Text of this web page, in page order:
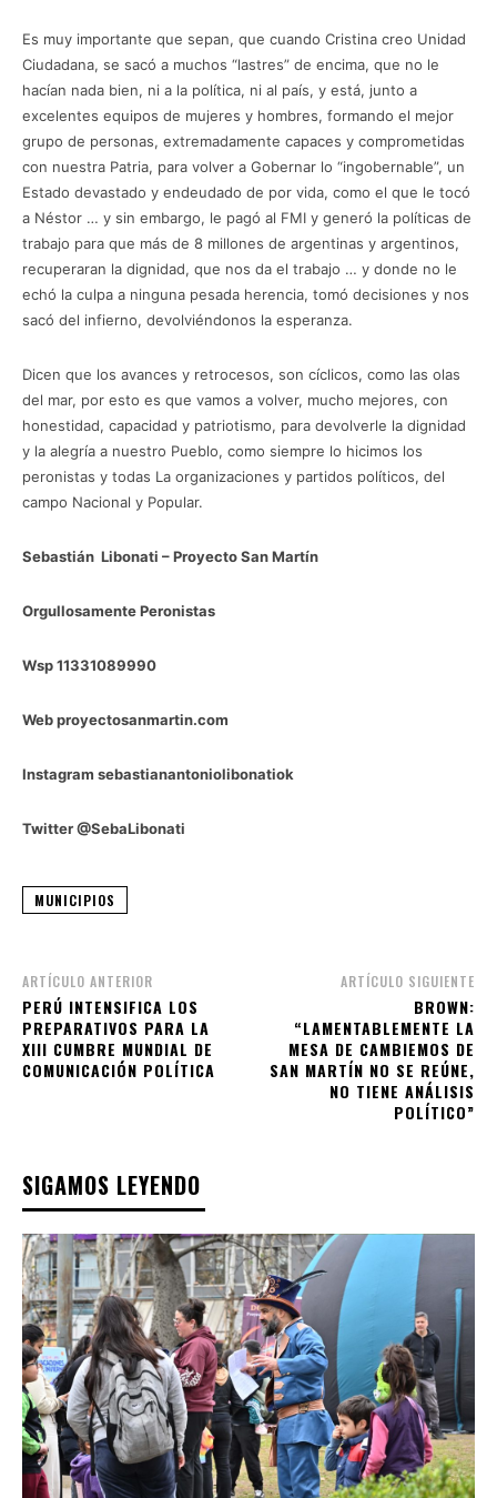
Es muy importante que sepan, que cuando Cristina creo Unidad
Ciudadana, se sacó a muchos “lastres” de encima, que no le
hacían nada bien, ni a la política, ni al país, y está, junto a
excelentes equipos de mujeres y hombres, formando el mejor
grupo de personas, extremadamente capaces y comprometidas
con nuestra Patria, para volver a Gobernar lo “ingobernable”, un
Estado devastado y endeudado de por vida, como el que le tocó
a Néstor … y sin embargo, le pagó al FMI y generó la políticas de
trabajo para que más de 8 millones de argentinas y argentinos,
recuperaran la dignidad, que nos da el trabajo … y donde no le
echó la culpa a ninguna pesada herencia, tomó decisiones y nos
sacó del infierno, devolviéndonos la esperanza.
Dicen que los avances y retrocesos, son cíclicos, como las olas
del mar, por esto es que vamos a volver, mucho mejores, con
honestidad, capacidad y patriotismo, para devolverle la dignidad
y la alegría a nuestro Pueblo, como siempre lo hicimos los
peronistas y todas La organizaciones y partidos políticos, del
campo Nacional y Popular.
Sebastián Libonati – Proyecto San Martín
Orgullosamente Peronistas
Wsp 11331089990
Web proyectosanmartin.com
Instagram sebastianantoniolibonatiok
Twitter @SebaLibonati
MUNICIPIOS
ARTÍCULO ANTERIOR
PERÚ INTENSIFICA LOS
PREPARATIVOS PARA LA
XIII CUMBRE MUNDIAL DE
COMUNICACIÓN POLÍTICA
ARTÍCULO SIGUIENTE
BROWN:
“LAMENTABLEMENTE LA
MESA DE CAMBIEMOS DE
SAN MARTÍN NO SE REÚNE,
NO TIENE ANÁLISIS
POLÍTICO”
SIGAMOS LEYENDO